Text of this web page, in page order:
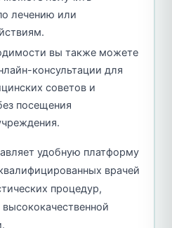
лечению или
вы также можете
консультации для
советов и
посещения
удобную платформу
врачей
процедур,